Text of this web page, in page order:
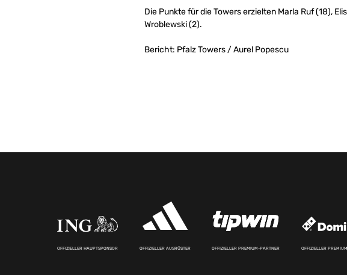
Die Punkte für die Towers erzielten Marla Ruf (18),
Wroblewski (2).
Bericht: Pfalz Towers / Aurel Popescu
OFFIZIELLER HAUPTSPONSOR OFFIZIELLER AUSRÜSTER OFFIZIELLER PREMIUM-PARTNER OFFIZIELLER